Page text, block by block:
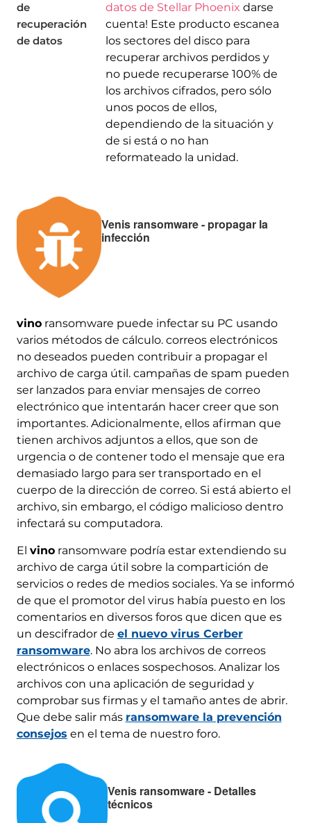
de
recuperación
de datos
datos de Stellar Phoenix darse
cuenta! Este producto escanea
los sectores del disco para
recuperar archivos perdidos y
no puede recuperarse 100% de
los archivos cifrados, pero sólo
unos pocos de ellos,
dependiendo de la situación y
de si está o no han
reformateado la unidad.
Venis ransomware - propagar la
infección
vinoransomware puede infectar su PC usando
varios métodos de cálculo. correos electrónicos
no deseados pueden contribuir a propagar el
archivo de carga útil. campañas de spam pueden
ser lanzados para enviar mensajes de correo
electrónico que intentarán hacer creer que son
importantes. Adicionalmente, ellos afirman que
tienen archivos adjuntos a ellos, que son de
urgencia o de contener todo el mensaje que era
demasiado largo para ser transportado en el
cuerpo de la dirección de correo. Si está abierto el
archivo, sin embargo, el código malicioso dentro
infectará su computadora.
El vinoransomware podría estar extendiendo su
archivo de carga útil sobre la compartición de
servicios o redes de medios sociales. Ya se informó
de que el promotor del virus había puesto en los
comentarios en diversos foros que dicen que es
un descifrador de el nuevo virus Cerber
ransomware. No abra los archivos de correos
electrónicos o enlaces sospechosos. Analizar los
archivos con una aplicación de seguridad y
comprobar sus firmas y el tamaño antes de abrir.
Que debe salir más ransomware la prevención
consejos en el tema de nuestro foro.
Venis ransomware - Detalles
técnicos